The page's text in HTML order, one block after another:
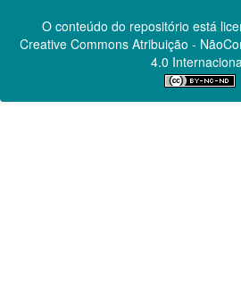
O conteúdo do repositório está
Creative CommonsAtribuição -
4.0